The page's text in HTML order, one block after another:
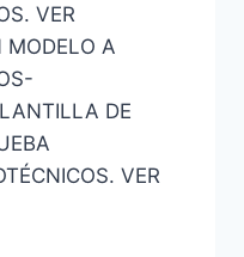
VER
MODELO A
DE
VER